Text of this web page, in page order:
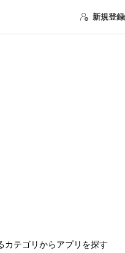
新規登録
カテゴリからアプリを探す